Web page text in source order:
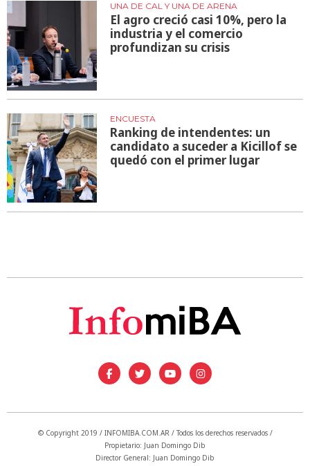
UNA DE CAL Y UNA DE ARENA
El agro creció casi 10%, pero la
industria y el comercio
profundizan su crisis
ENCUESTA
Ranking de intendentes: un
candidato a suceder a Kicillof se
quedó con el primer lugar
© Copyright 2019 / INFOMIBA.COM.AR / Todos los derechos reservados /
Propietario: Juan Domingo Dib
Director General: Juan Domingo Dib